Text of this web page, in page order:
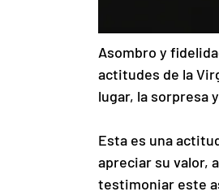
Asombro y
actitudes de la
lugar, la sorpresa
Esta es una
apreciar su valor,
testimoniar este